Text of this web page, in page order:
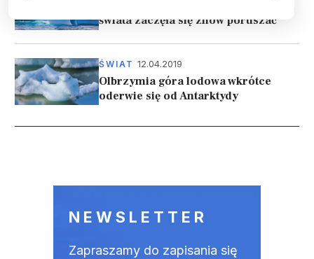
świata zaczęła się znów poruszać
ŚWIAT 12.04.2019
Olbrzymia góra lodowa wkrótce
oderwie się od Antarktydy
NEWSLETTER
Zapraszamy do zapisania się